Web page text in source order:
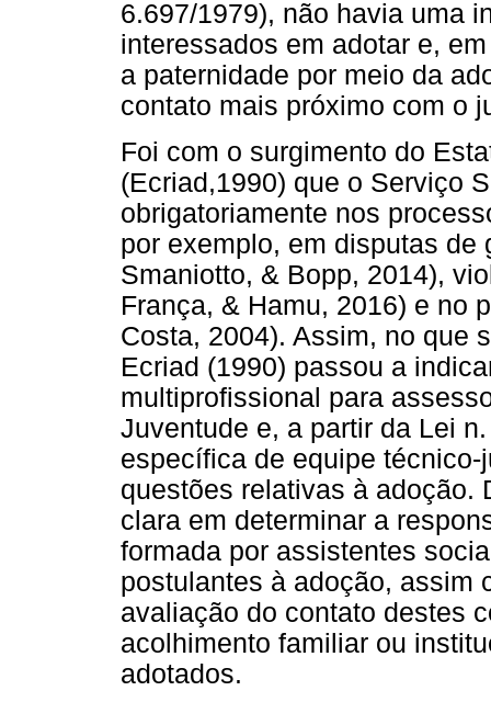
6.697/1979), não havia uma
interessados em adotar e,
a paternidade por meio da
contato mais próximo com o
Foi com o surgimento do
(Ecriad,1990) que o Serviço
obrigatoriamente nos
por exemplo, em disputas de
Smaniotto, & Bopp, 2014),
França, & Hamu, 2016) e no
Costa, 2004). Assim, no que
Ecriad (1990) passou a
multiprofissional para
Juventude e, a partir da Lei
específica de equipe
questões relativas à adoção.
clara em determinar a
formada por assistentes
postulantes à adoção, assim
avaliação do contato destes
acolhimento familiar ou
adotados.